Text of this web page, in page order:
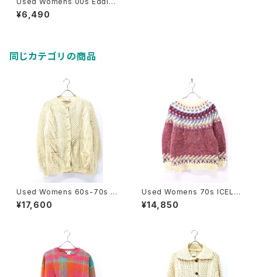
auer Mock Neck cotton kin
it sweater Size M 相当 古着
¥6,490
同じカテゴリの商品
Used Womens 60s-70s H
eron GARMENT Ivory Wool
Fisherman Aran Knit Cardig
¥17,600
Used Womens 70s ICELAN
D Hilda Ltd Pale Pink Nordi
c Wool Knit Size M 古着
¥14,850